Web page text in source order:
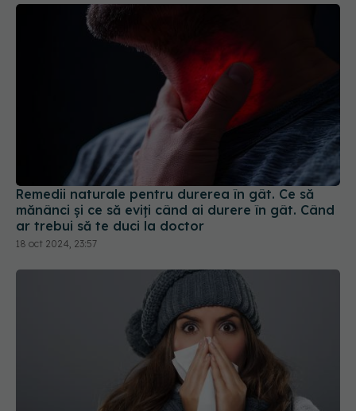
Remedii naturale pentru durerea în gât. Ce să
mănânci și ce să eviți când ai durere în gât. Când
ar trebui să te duci la doctor
18 oct 2024, 23:57